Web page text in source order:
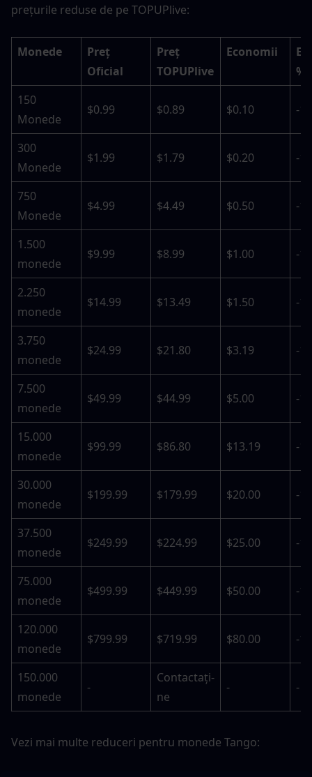
prețurile reduse de pe TOPUPlive:
Monede
Preț
Oficial
Preț
TOPUPlive
Economii
%
150
Monede
$0.99 $0.89 $0.10 -
300
Monede
$1.99 $1.79 $0.20 -
750
Monede
$4.99 $4.49 $0.50 -
1.500
monede
$9.99 $8.99 $1.00 -
2.250
monede
$14.99 $13.49 $1.50 -
3.750
monede
$24.99 $21.80 $3.19 -
7.500
monede
$49.99 $44.99 $5.00 -
15.000
monede
$99.99 $86.80 $13.19 -
30.000
monede
$199.99 $179.99 $20.00 -
37.500
monede
$249.99 $224.99 $25.00 -
75.000
monede
$499.99 $449.99 $50.00 -
120.000
monede
$799.99 $719.99 $80.00 -
150.000
monede
-
Contactați-
ne
- -
Vezi mai multe reduceri pentru monede Tango: